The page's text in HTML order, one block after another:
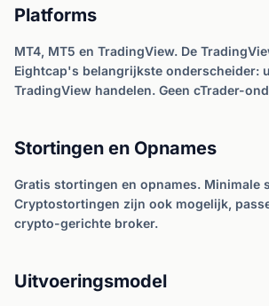
Platforms
MT4, MT5 en TradingView. De
Eightcap's belangrijkste onderscheider:
TradingView handelen. Geen cTrader-
Stortingen en Opnames
Gratis stortingen en opnames. Minimale
Cryptostortingen zijn ook mogelijk,
crypto-gerichte broker.
Uitvoeringsmodel